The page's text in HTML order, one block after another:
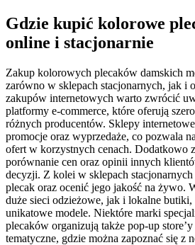
Gdzie kupić kolorowe
online i stacjonarnie
Zakup kolorowych plecaków damskich
zarówno w sklepach stacjonarnych, jak i
zakupów internetowych warto zwrócić
platformy e-commerce, które oferują
różnych producentów. Sklepy
promocje oraz wyprzedaże, co pozwala
ofert w korzystnych cenach. Dodatkowo
porównanie cen oraz opinii innych
decyzji. Z kolei w sklepach
plecak oraz ocenić jego jakość na żywo.
duże sieci odzieżowe, jak i lokalne butiki,
unikatowe modele. Niektóre marki
plecaków organizują także pop-up
tematyczne, gdzie można zapoznać się z